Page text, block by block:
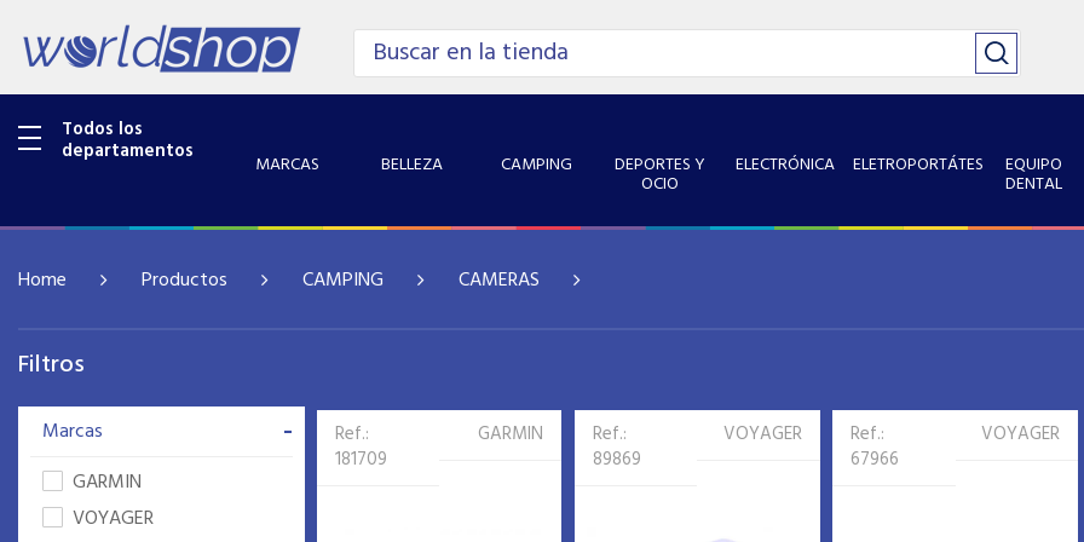
Todos los
departamentos MARCAS BELLEZA CAMPING DEPORTES Y
OCIO
ELECTRÓNICA ELETROPORTÁTES EQUIPO
DENTAL
Home Productos CAMPING CAMERAS
Filtros
Marcas -
GARMIN
VOYAGER
Ref.:
181709
GARMIN
Ref.:
89869
VOYAGER
Ref.:
67966
VOYAGER